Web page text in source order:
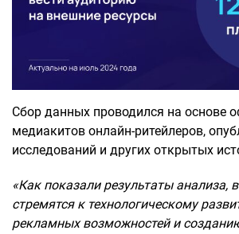
Сбор данных проводился на основе
медиакитов онлайн-ритейлеров,
исследований и других открытых
«Как показали результаты анализа,
стремятся к технологическому
рекламных возможностей и